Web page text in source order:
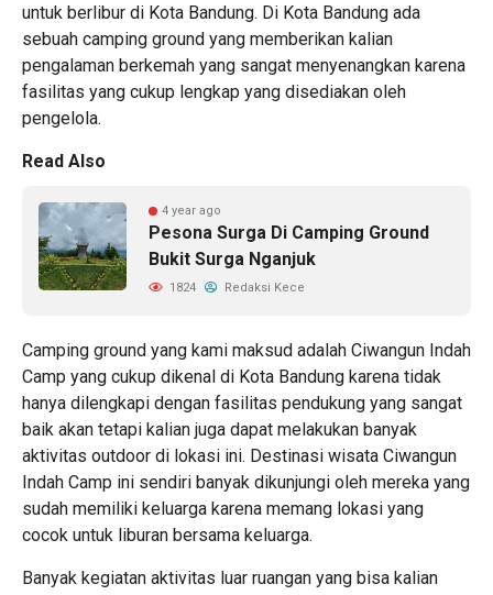
untuk berlibur di Kota Bandung. Di Kota Bandung ada
sebuah camping ground yang memberikan kalian
pengalaman berkemah yang sangat menyenangkan karena
fasilitas yang cukup lengkap yang disediakan oleh
pengelola.
Read Also
4 year ago
Pesona Surga Di Camping Ground
Bukit Surga Nganjuk
1824 Redaksi Kece
Camping ground yang kami maksud adalah Ciwangun Indah
Camp yang cukup dikenal di Kota Bandung karena tidak
hanya dilengkapi dengan fasilitas pendukung yang sangat
baik akan tetapi kalian juga dapat melakukan banyak
aktivitas outdoor di lokasi ini. Destinasi wisata Ciwangun
Indah Camp ini sendiri banyak dikunjungi oleh mereka yang
sudah memiliki keluarga karena memang lokasi yang
cocok untuk liburan bersama keluarga.
Banyak kegiatan aktivitas luar ruangan yang bisa kalian